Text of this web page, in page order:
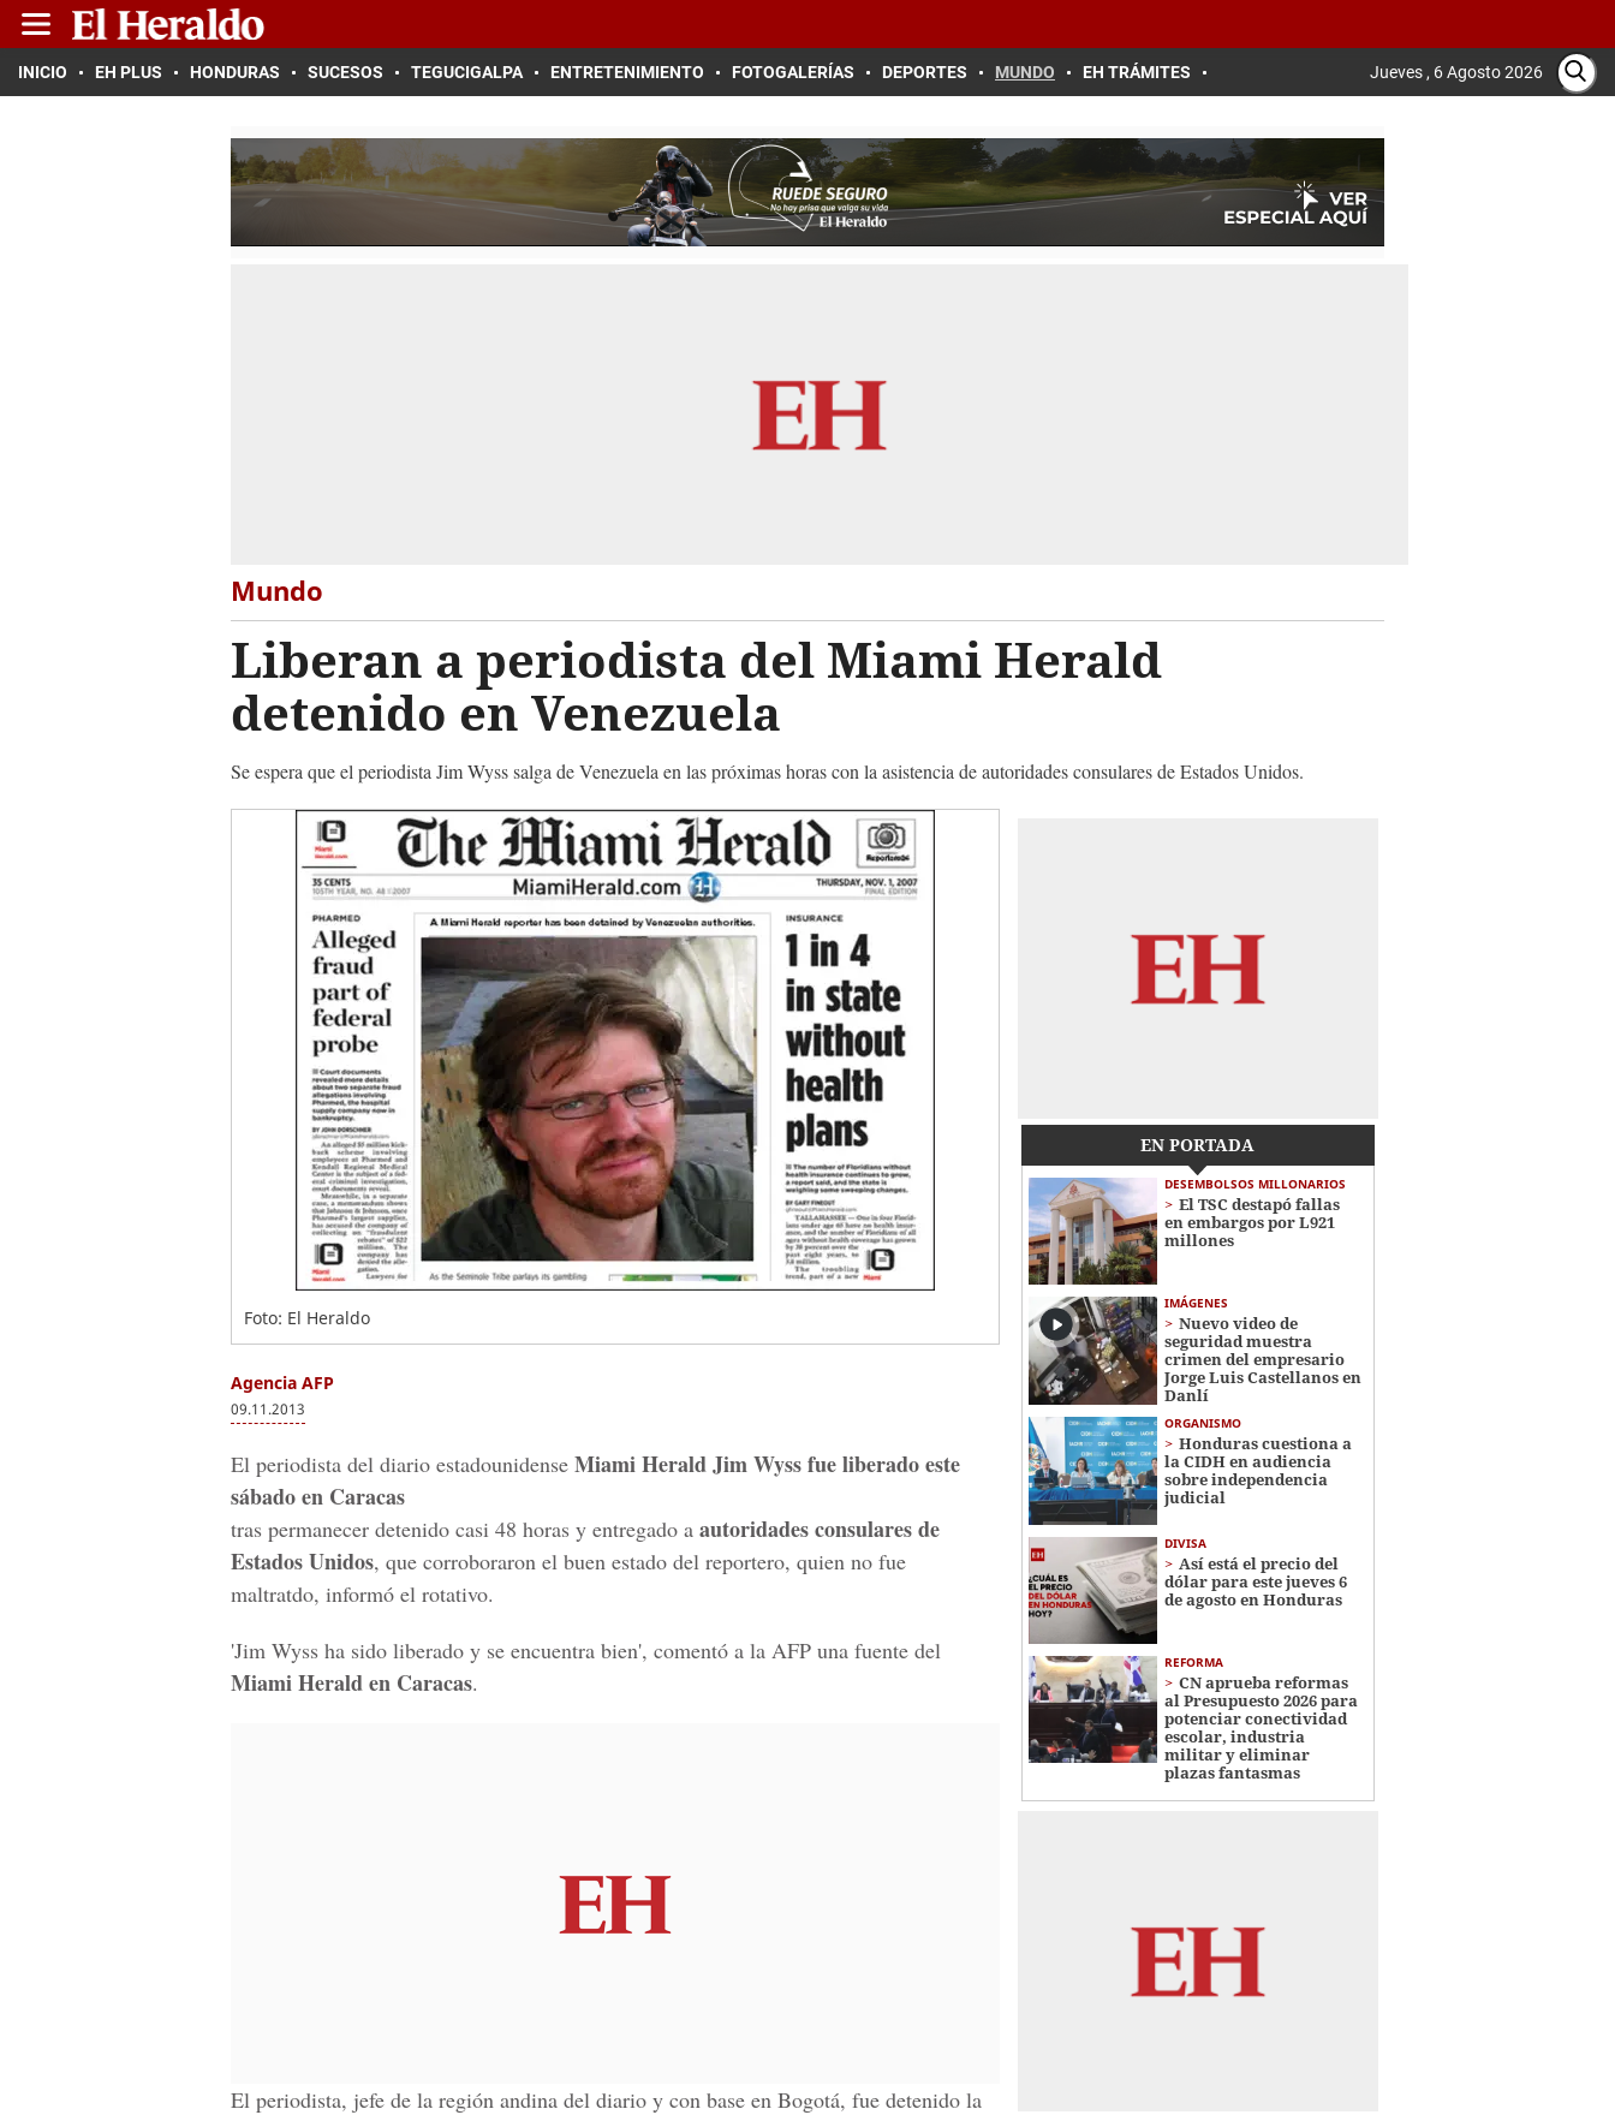
INICIO EH PLUS HONDURAS SUCESOS TEGUCIGALPA ENTRETENIMIENTO FOTOGALERÍAS DEPORTES MUNDO EH TRÁMITES Jueves , 6 Agosto 2026
Mundo
Liberan a periodista del Miami Herald
detenido en Venezuela
Se espera que el periodista Jim Wyss salga de Venezuela en las próximas horas con la asistencia de autoridades consulares de Estados Unidos.
Foto: El Heraldo
Agencia AFP
09.11.2013
El periodista del diario estadounidense Miami Herald Jim Wyss fue liberado este
sábado en Caracas
tras permanecer detenido casi 48 horas y entregado a autoridades consulares de
Estados Unidos, que corroboraron el buen estado del reportero, quien no fue
maltratdo, informó el rotativo.
'Jim Wyss ha sido liberado y se encuentra bien', comentó a la AFP una fuente del
Miami Herald en Caracas.
El periodista, jefe de la región andina del diario y con base en Bogotá, fue detenido la
EN PORTADA
DESEMBOLSOS MILLONARIOS
El TSC destapó fallas
en embargos por L921
millones
IMÁGENES
Nuevo video de
seguridad muestra
crimen del empresario
Jorge Luis Castellanos en
Danlí
ORGANISMO
Honduras cuestiona a
la CIDH en audiencia
sobre independencia
judicial
DIVISA
Así está el precio del
dólar para este jueves 6
de agosto en Honduras
REFORMA
CN aprueba reformas
al Presupuesto 2026 para
potenciar conectividad
escolar, industria
militar y eliminar
plazas fantasmas